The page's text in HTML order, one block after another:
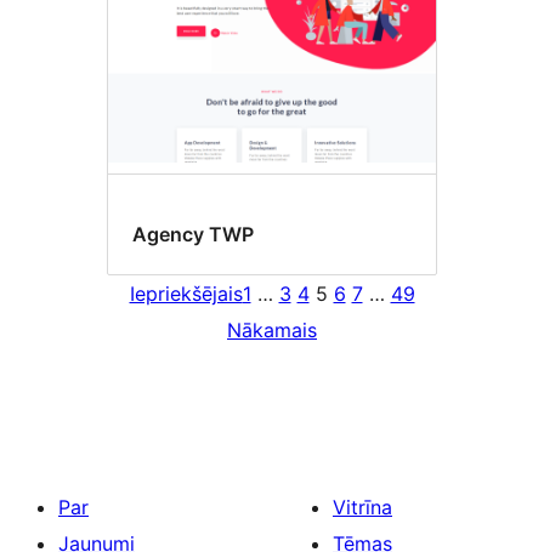
Agency TWP
Iepriekšējais1 … 3 4 5 6 7 … 49
Nākamais
Par
Jaunumi
Vitrīna
Tēmas